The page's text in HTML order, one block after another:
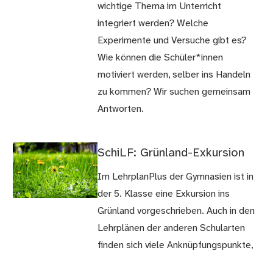
wichtige Thema im Unterricht
integriert werden? Welche
Experimente und Versuche gibt es?
Wie können die Schüler*innen
motiviert werden, selber ins Handeln
zu kommen? Wir suchen gemeinsam
Antworten.
SchiLF: Grünland-Exkursion
Im LehrplanPlus der Gymnasien ist in
der 5. Klasse eine Exkursion ins
Grünland vorgeschrieben. Auch in den
Lehrplänen der anderen Schularten
finden sich viele Anknüpfungspunkte,